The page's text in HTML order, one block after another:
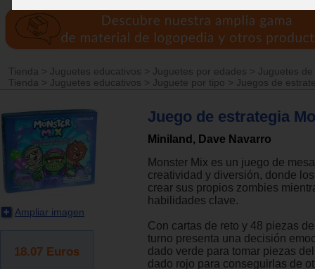
Tienda > Juguetes educativos > Juguetes por edades > Juguetes
Tienda
> Juguetes educativos > Juguete por tipo > Juegos de
Ampliar imagen
18.07 Euros
Juego de estrategia
Miniland, Dave Navarro
Monster Mix es un juego de
creatividad y diversión, donde
crear sus propios zombies
habilidades clave.
Con cartas de reto y 48 piezas
turno presenta una decisión
dado verde para tomar piezas
dado rojo para conseguirlas de